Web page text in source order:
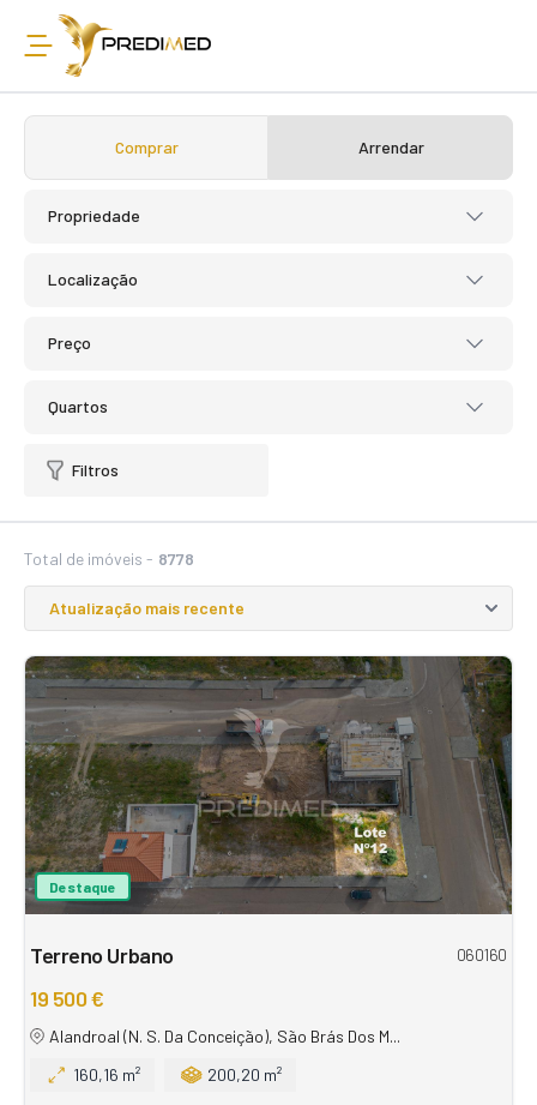
Comprar Arrendar
Propriedade
Localização
Preço
Quartos
Filtros
Total de imóveis - 8778
Destaque
Terreno Urbano 060160
19 500 €
Alandroal (N. S. Da Conceição), São Brás Dos M...
160,16 m²
200,20 m²